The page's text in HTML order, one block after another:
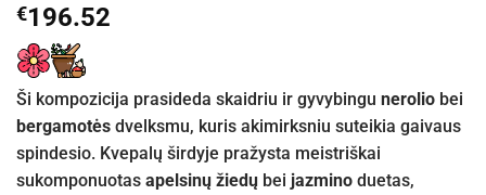
€196.52
Ši kompozicija prasideda skaidriu ir gyvybingu nerolio bei
bergamotės dvelksmu, kuris akimirksniu suteikia gaivaus
spindesio. Kvepalų širdyje pražysta meistriškai
sukomponuotas apelsinų žiedų bei jazmino duetas,